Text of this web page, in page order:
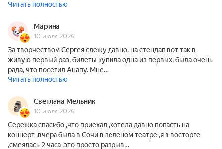
Читать полностью
Марина
10 июля 2026
За творчеством Сергея слежу давно, на стендап вот так в
живую первый раз, билеты купила одна из первых, была очень
рада, что посетил Анапу. Мне…
Читать полностью
Светлана Мельник
10 июля 2026
Сережка спасибо ,что приехал ,хотела давно попасть на
концерт ,вчера была в Сочи в зеленом театре ,я в восторге
,смеялась 2 часа ,это просто разрыв…